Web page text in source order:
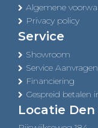
Algemene
Privacy policy
Service
Showroom
Service Aanvragen
Financiering
Gespreid betalen
Locatie Den